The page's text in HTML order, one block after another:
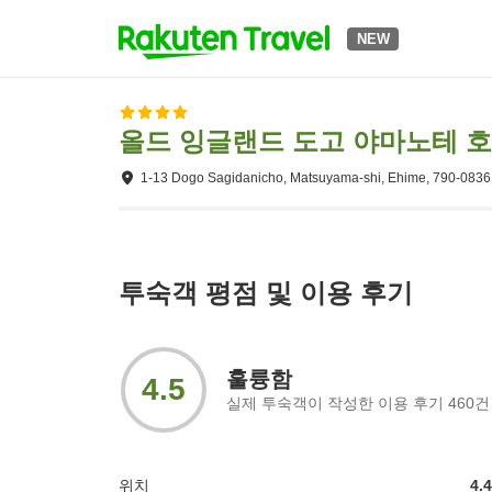
NEW
올드 잉글랜드 도고 야마노테
1-13 Dogo Sagidanicho, Matsuyama-shi, Ehime, 790-0836
투숙객 평점 및 이용 후기
4.5 훌륭함
실제 투숙객이 작성한 이용 후기 460건
위치 4.4